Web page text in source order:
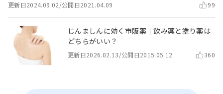
更新日2024.09.02/公開日2021.04.09 99
じんましんに効く市販薬｜飲み薬と塗り薬は
どちらがいい？
更新日2026.02.13/公開日2015.05.12 360